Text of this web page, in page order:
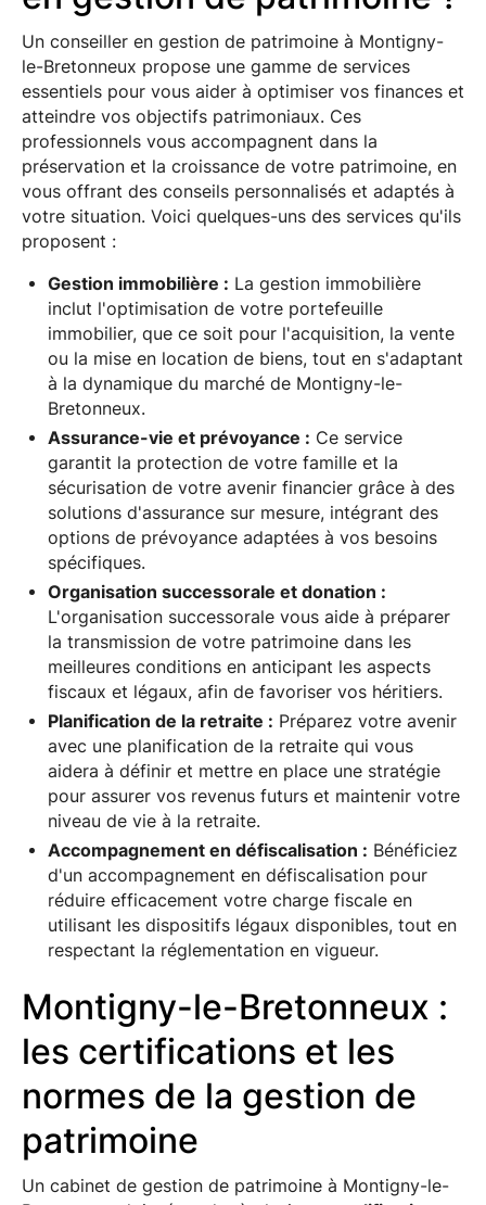
Un conseiller en gestion de patrimoine à Montigny-
le-Bretonneux propose une gamme de services
essentiels pour vous aider à optimiser vos finances et
atteindre vos objectifs patrimoniaux. Ces
professionnels vous accompagnent dans la
préservation et la croissance de votre patrimoine, en
vous offrant des conseils personnalisés et adaptés à
votre situation. Voici quelques-uns des services qu'ils
proposent :
Gestion immobilière : La gestion immobilière
inclut l'optimisation de votre portefeuille
immobilier, que ce soit pour l'acquisition, la vente
ou la mise en location de biens, tout en s'adaptant
à la dynamique du marché de Montigny-le-
Bretonneux.
Assurance-vie et prévoyance : Ce service
garantit la protection de votre famille et la
sécurisation de votre avenir financier grâce à des
solutions d'assurance sur mesure, intégrant des
options de prévoyance adaptées à vos besoins
spécifiques.
Organisation successorale et donation :
L'organisation successorale vous aide à préparer
la transmission de votre patrimoine dans les
meilleures conditions en anticipant les aspects
fiscaux et légaux, afin de favoriser vos héritiers.
Planification de la retraite : Préparez votre avenir
avec une planification de la retraite qui vous
aidera à définir et mettre en place une stratégie
pour assurer vos revenus futurs et maintenir votre
niveau de vie à la retraite.
Accompagnement en défiscalisation : Bénéficiez
d'un accompagnement en défiscalisation pour
réduire efficacement votre charge fiscale en
utilisant les dispositifs légaux disponibles, tout en
respectant la réglementation en vigueur.
Montigny-le-Bretonneux :
les certifications et les
normes de la gestion de
patrimoine
Un cabinet de gestion de patrimoine à Montigny-le-